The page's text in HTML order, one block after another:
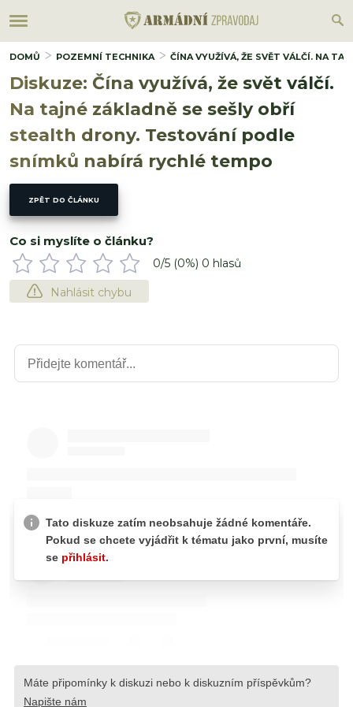
DOMŮ POZEMNÍ TECHNIKA ČÍNA VYUŽÍVÁ, ŽE SVĚT VÁLČÍ. NA
Diskuze: Čína využívá, že svět válčí.
Na tajné základně se sešly obří
stealth drony. Testování podle
snímků nabírá rychlé tempo
ZPĚT DO ČLÁNKU
Co si myslíte o článku?
0/5 (0%) 0 hlasů
Nahlásit chybu